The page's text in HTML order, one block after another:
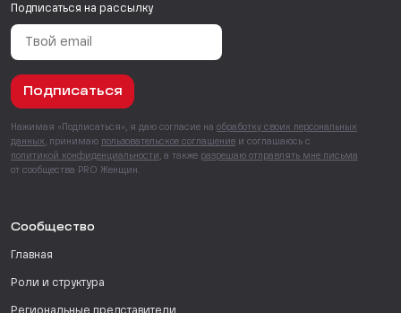
Подписаться на рассылку
Подписаться
Нажимая «Подписаться», я даю согласие на обработку своих персональных
данных , принимаю пользовательское соглашение и соглашаюсь с
политикой конфиденциальности , а также разрешаю отправлять мне письма
от сообщества PRO Женщин.
Сообщество
Главная
Роли и структура